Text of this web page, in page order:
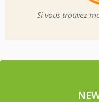
Si vous trouvez